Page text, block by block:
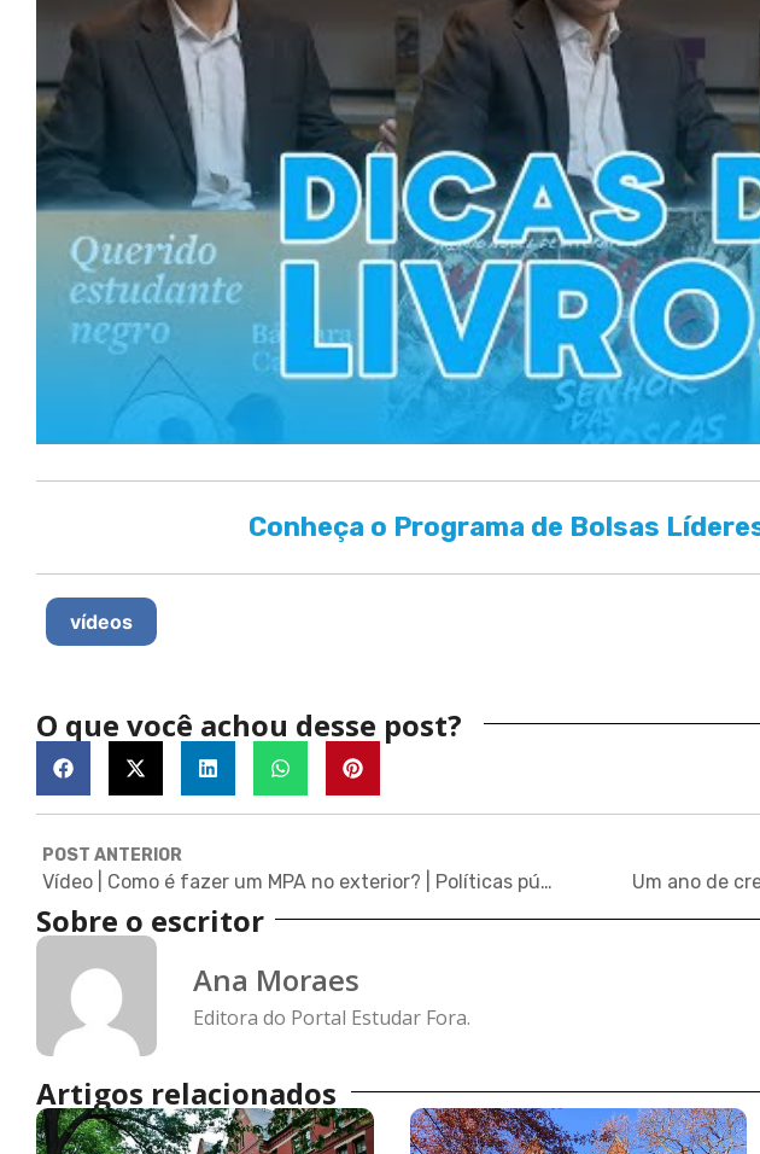
Conheça o Programa de Bolsas
vídeos
O que você achou desse post?
POST ANTERIOR
Vídeo | Como é fazer um MPA no exterior? | Políticas públicas nos EUA e na Coreia do Sul Um ano de
Sobre o escritor
Ana Moraes
Editora do Portal Estudar Fora.
Artigos relacionados